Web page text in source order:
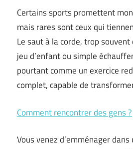
Certains sports promettent
mais rares sont ceux qui
Le saut à la corde, trop
jeu d’enfant ou simple
pourtant comme un exercice
complet, capable de
Comment rencontrer des gens ?
Vous venez d’emménager